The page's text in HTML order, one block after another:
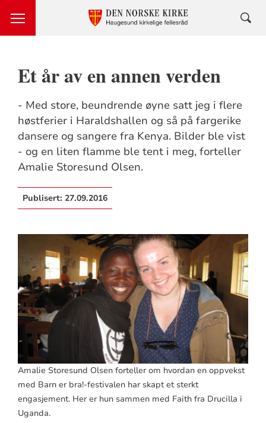
Et år av en annen verden
- Med store, beundrende øyne satt jeg i flere
høstferier i Haraldshallen og så på fargerike
dansere og sangere fra Kenya. Bilder ble vist
- og en liten flamme ble tent i meg, forteller
Amalie Storesund Olsen.
Publisert: 27.09.2016
Amalie Storesund Olsen forteller om hvordan en oppvekst
med Barn er bra!-festivalen har skapt et sterkt
engasjement. Her er hun sammen med Faith fra Drucilla i
Uganda.